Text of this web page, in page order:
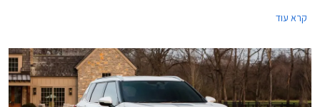
מיצובישי במהלך חודש ספטמבר 2024.
קרא עוד